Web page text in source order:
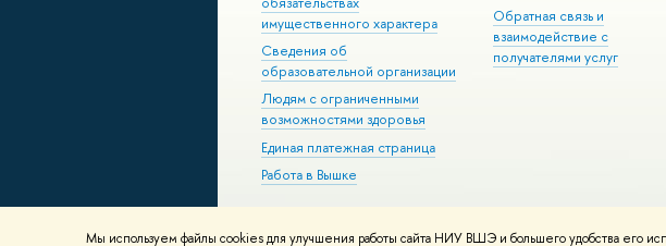
Мы используем файлы cookies для улучшения работы сайта НИУ ВШЭ и большего удобства его
имущественного характера
Сведения об
образовательной организации
Людям с ограниченными
возможностями здоровья
Единая платежная страница
Работа в Вышке
Обратная связь и
взаимодействие с
получателями услуг
© НИУ ВШЭ 1993–2026 Адреса и контакты Условия